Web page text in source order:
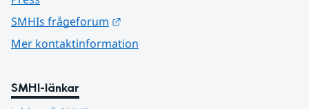
SMHIs frågeforum
Mer kontaktinformation
SMHI-länkar